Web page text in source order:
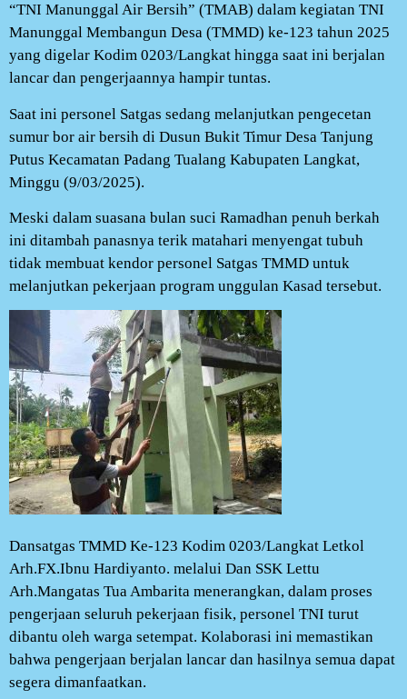
“TNI Manunggal Air Bersih” (TMAB) dalam kegiatan TNI
Manunggal Membangun Desa (TMMD) ke-123 tahun 2025
yang digelar Kodim 0203/Langkat hingga saat ini berjalan
lancar dan pengerjaannya hampir tuntas.
Saat ini personel Satgas sedang melanjutkan pengecetan
sumur bor air bersih di Dusun Bukit Timur Desa Tanjung
Putus Kecamatan Padang Tualang Kabupaten Langkat,
Minggu (9/03/2025).
Meski dalam suasana bulan suci Ramadhan penuh berkah
ini ditambah panasnya terik matahari menyengat tubuh
tidak membuat kendor personel Satgas TMMD untuk
melanjutkan pekerjaan program unggulan Kasad tersebut.
Dansatgas TMMD Ke-123 Kodim 0203/Langkat Letkol
Arh.FX.Ibnu Hardiyanto. melalui Dan SSK Lettu
Arh.Mangatas Tua Ambarita menerangkan, dalam proses
pengerjaan seluruh pekerjaan fisik, personel TNI turut
dibantu oleh warga setempat. Kolaborasi ini memastikan
bahwa pengerjaan berjalan lancar dan hasilnya semua dapat
segera dimanfaatkan.